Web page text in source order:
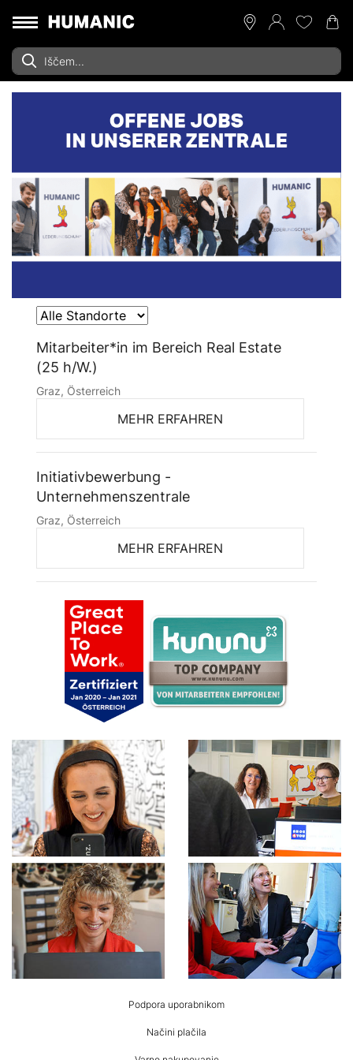
Mitarbeiter*in im Bereich Real Estate
(25 h/W.)
Graz, Österreich
MEHR ERFAHREN
Initiativbewerbung -
Unternehmenszentrale
Graz, Österreich
MEHR ERFAHREN
Podpora uporabnikom
Načini plačila